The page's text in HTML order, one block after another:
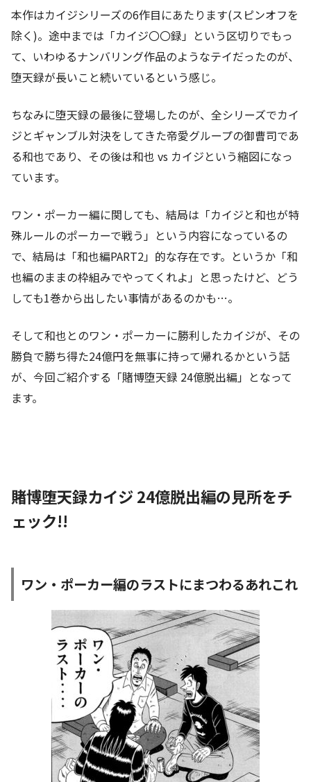
本作はカイジシリーズの6作目にあたります(スピンオフを
除く)。途中までは「カイジ〇〇録」という区切りでもっ
て、いわゆるナンバリング作品のようなテイだったのが、
堕天録が長いこと続いているという感じ。
ちなみに堕天録の最後に登場したのが、全シリーズでカイ
ジとギャンブル対決をしてきた帝愛グループの御曹司であ
る和也であり、その後は和也 vs カイジという縮図になっ
ています。
ワン・ポーカー編に関しても、結局は「カイジと和也が特
殊ルールのポーカーで戦う」という内容になっているの
で、結局は「和也編PART2」的な存在です。というか「和
也編のままの枠組みでやってくれよ」と思ったけど、どう
しても1巻から出したい事情があるのかも…。
そして和也とのワン・ポーカーに勝利したカイジが、その
勝負で勝ち得た24億円を無事に持って帰れるかという話
が、今回ご紹介する「賭博堕天録 24億脱出編」となって
ます。
賭博堕天録カイジ 24億脱出編の見所をチ
ェック!!
ワン・ポーカー編のラストにまつわるあれこれ